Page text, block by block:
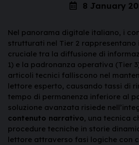
8 January
Nel panorama digitale italiano, i
strutturati nel Tier 2 rappresentano
cruciale tra la diffusione di
1) e la padronanza operativa (Tier
articoli tecnici falliscono nel
lettore esperto, causando tassi di
tempo di permanenza inferiore al
soluzione avanzata risiede
contenuto narrativo, una tecnica
procedure tecniche in storie
lettore attraverso fasi logiche con